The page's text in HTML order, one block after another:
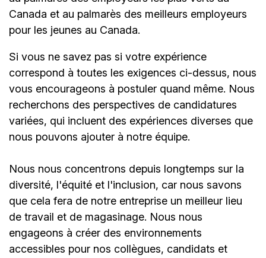
Canada et au palmarès des meilleurs employeurs
pour les jeunes au Canada.
Si vous ne savez pas si votre expérience
correspond à toutes les exigences ci-dessus, nous
vous encourageons à postuler quand même. Nous
recherchons des perspectives de candidatures
variées, qui incluent des expériences diverses que
nous pouvons ajouter à notre équipe.
Nous nous concentrons depuis longtemps sur la
diversité, l'équité et l'inclusion, car nous savons
que cela fera de notre entreprise un meilleur lieu
de travail et de magasinage. Nous nous
engageons à créer des environnements
accessibles pour nos collègues, candidats et